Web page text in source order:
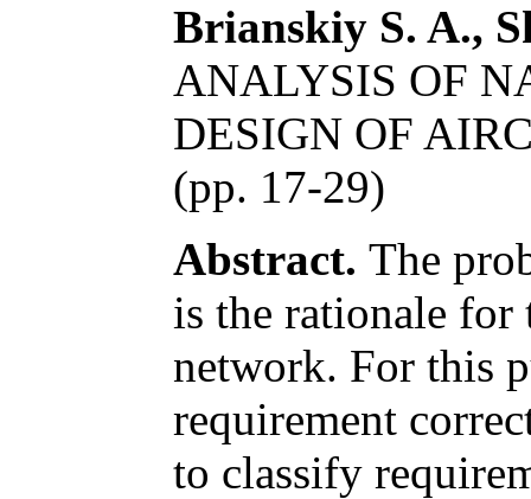
Brianskiy S. A.,
ANALYSIS OF
DESIGN OF
(pp. 17-29)
Abstract. The
is the rationale for
network. For this
requirement
to classify